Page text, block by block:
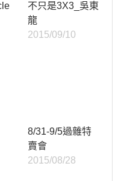
不只是3X3_吳東
龍
2015/09/10
8/31-9/5過雜特
賣會
2015/08/28